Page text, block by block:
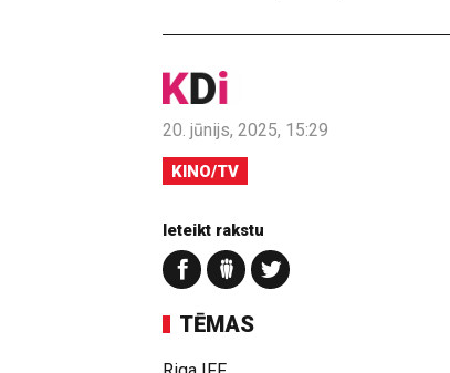
20. jūnijs, 2025, 15:29
KINO/TV
Ieteikt rakstu
TĒMAS